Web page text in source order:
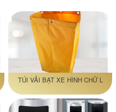
TÚI VẢI BẠT XE HÌNH CHỮ L